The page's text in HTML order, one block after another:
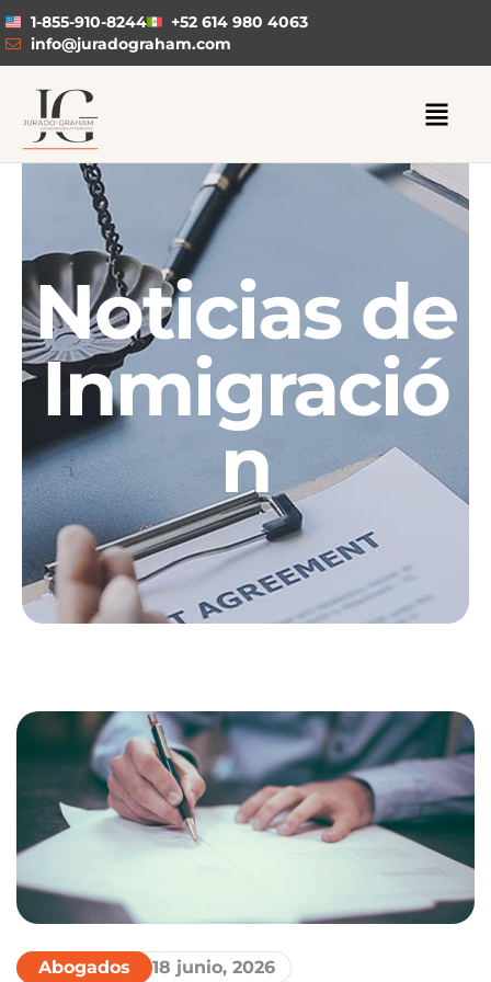
1-855-910-8244
+52 614 980 4063
info@juradograham.com
Noticias de
Inmigració
n
Abogados 18 junio, 2026